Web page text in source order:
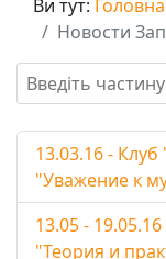
Ви тут: Головна
Новости
Введіть частину
13.03.16 -
"Уважение к
13.05 -
"Теория и